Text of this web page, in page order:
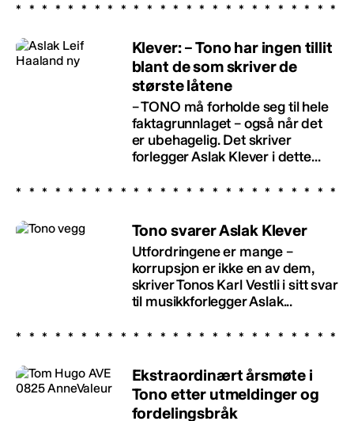
Klever: – Tono har ingen tillit
blant de som skriver de
største låtene
– TONO må forholde seg til hele
faktagrunnlaget – også når det
er ubehagelig. Det skriver
forlegger Aslak Klever i dette...
Tono svarer Aslak Klever
Utfordringene er mange –
korrupsjon er ikke en av dem,
skriver Tonos Karl Vestli i sitt svar
til musikkforlegger Aslak...
Ekstraordinært årsmøte i
Tono etter utmeldinger og
fordelingsbråk